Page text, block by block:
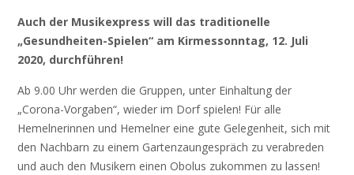
Auch der Musikexpress will das traditionelle
„Gesundheiten-Spielen“ am Kirmessonntag, 12. Juli
2020, durchführen!
Ab 9.00 Uhr werden die Gruppen, unter Einhaltung der
„Corona-Vorgaben“, wieder im Dorf spielen! Für alle
Hemelnerinnen und Hemelner eine gute Gelegenheit, sich mit
den Nachbarn zu einem Gartenzaungespräch zu verabreden
und auch den Musikern einen Obolus zukommen zu lassen!